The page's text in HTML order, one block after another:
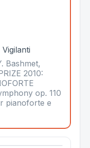
Bashmet,
2010:
op. 110
pianoforte e